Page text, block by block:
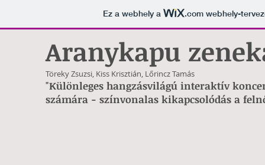
Ez a webhely a .comwebhely-
Aranykapu
Töreky Zsuzsi, Kiss Krisztián, Lőrincz Tamás
"Különleges hangzásvilágú interaktív
számára - színvonalas kikapcsolódás a